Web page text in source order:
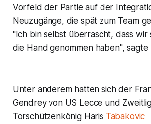
Vorfeld der Partie auf der
Neuzugänge, die spät zum Team
"Ich bin selbst überrascht, dass wir
die Hand genommen haben", sagte
Unter anderem hatten sich der
Gendrey von US Lecce und
Torschützenkönig Haris Tabakovic